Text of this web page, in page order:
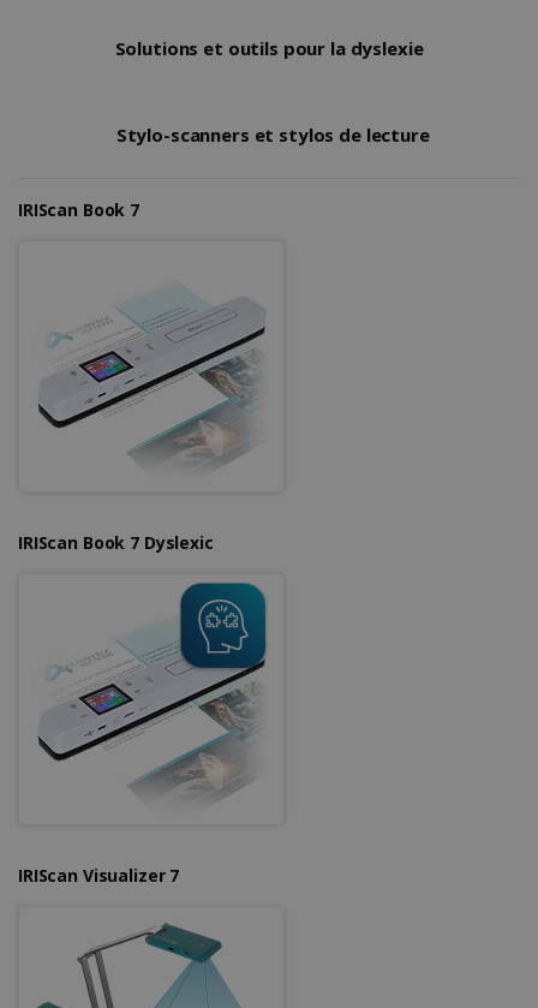
Solutions et outils pour la dyslexie
Stylo-scanners et stylos de lecture
IRIScan Book 7
IRIScan Book 7 Dyslexic
IRIScan Visualizer 7